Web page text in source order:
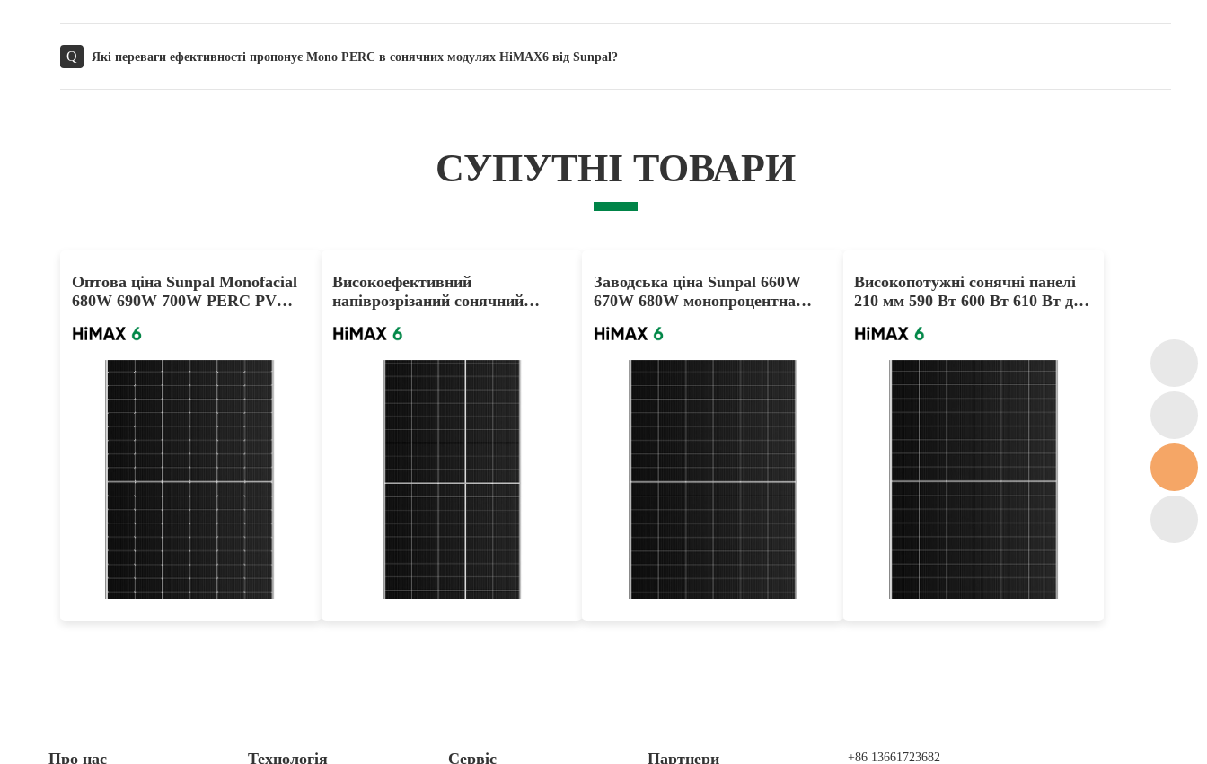
Q Які переваги ефективності пропонує Mono PERC в сонячних модулях HiMAX6 від Sunpal?
СУПУТНІ ТОВАРИ
Оптова ціна Sunpal Monofacial
680W 690W 700W PERC PV
675-700W
Гарантія: 25 років
Високоефективний
напіврозрізаний сонячний
PERC
25-річна гарантія на потужність
Заводська ціна Sunpal 660W
670W 680W монопроцентна
використання в проекті
660-685W
Гарантія: 25 років
Високопотужні сонячні панелі
210 мм 590 Вт 600 Вт 610 Вт для
25-річна гарантія на потужність
Про нас Технологія Сервіс Партнери +86 13661723682